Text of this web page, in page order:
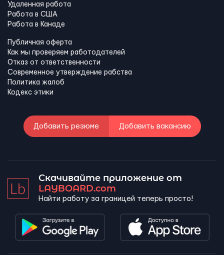
Удаленная работа
Работа в США
Работа в Канадe
Публичная оферта
Как мы проверяем работодателей
Отказ от ответственности
Современное утверждение рабства
Политика жалоб
Кодекс этики
Добавить резюме Добавить вакансию
Скачивайте приложение от
LAYBOARD.com
Найти работу за границей теперь просто!